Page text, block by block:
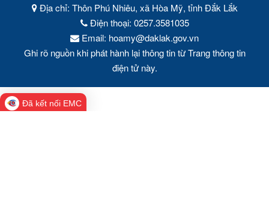
Địa chỉ: Thôn Phú Nhiêu, xã Hòa Mỹ, tỉnh Đắk Lắk
Điện thoại: 0257.3581035
Email: hoamy@daklak.gov.vn
Ghi rõ nguồn khi phát hành lại thông tin từ Trang thông tin
điện tử này.
Đã kết nối EMC